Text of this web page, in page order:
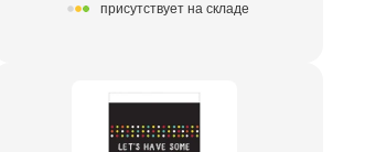
присутствует на складе